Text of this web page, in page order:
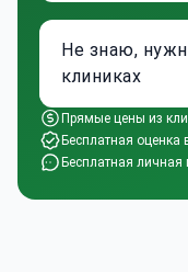
Не знаю,
клиниках
Прямые цены из
Бесплатная оценка
Бесплатная